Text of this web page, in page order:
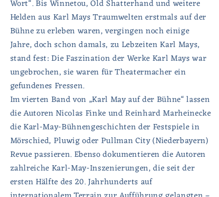
Wort“. Bis Winnetou, Old Shatterhand und weitere
Helden aus Karl Mays Traumwelten erstmals auf der
Bühne zu erleben waren, vergingen noch einige
Jahre, doch schon damals, zu Lebzeiten Karl Mays,
stand fest: Die Faszination der Werke Karl Mays war
ungebrochen, sie waren für Theatermacher ein
gefundenes Fressen.
Im vierten Band von „Karl May auf der Bühne“ lassen
die Autoren Nicolas Finke und Reinhard Marheinecke
die Karl-May-Bühnengeschichten der Festspiele in
Mörschied, Pluwig oder Pullman City (Niederbayern)
Revue passieren. Ebenso dokumentieren die Autoren
zahlreiche Karl-May-Inszenierungen, die seit der
ersten Hälfte des 20. Jahrhunderts auf